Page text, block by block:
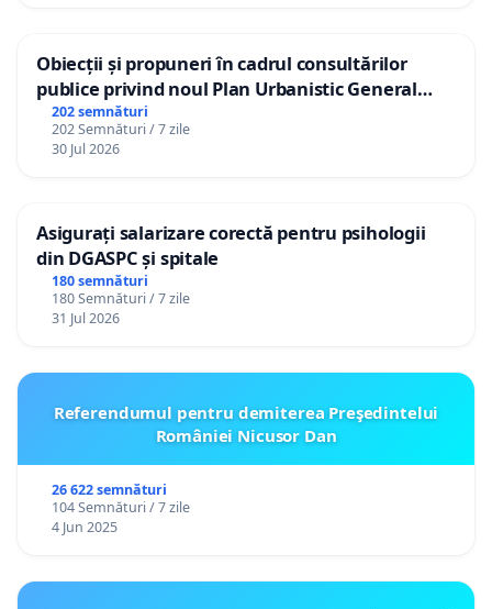
Obiecții și propuneri în cadrul consultărilor
publice privind noul Plan Urbanistic General
(PUG) Ialoveni
202 semnături
202 Semnături / 7 zile
30 Jul 2026
Asigurați salarizare corectă pentru psihologii
din DGASPC și spitale
180 semnături
180 Semnături / 7 zile
31 Jul 2026
Referendumul pentru demiterea Preşedintelui
României Nicusor Dan
26 622 semnături
104 Semnături / 7 zile
4 Jun 2025